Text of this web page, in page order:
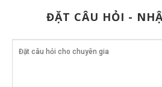
ĐẶT CÂU HỎI -